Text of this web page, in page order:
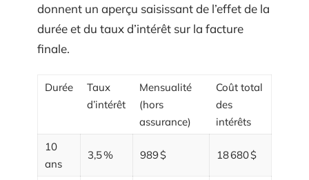
donnent un aperçu saisissant de l’effet de la
durée et du taux d’intérêt sur la facture
finale.
Durée
Taux
d’intérêt
Mensualité
(hors
assurance)
Coût total
des
intérêts
10
ans
3,5 % 989 $ 18 680 $